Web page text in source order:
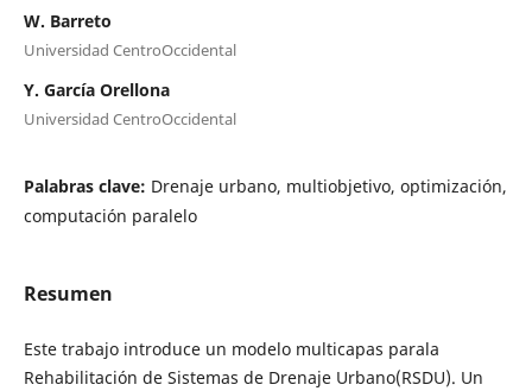
W. Barreto
Universidad CentroOccidental
Y. García Orellona
Universidad CentroOccidental
Palabras clave: Drenaje urbano, multiobjetivo, optimización,
computación paralelo
Resumen
Este trabajo introduce un modelo multicapas parala
Rehabilitación de Sistemas de Drenaje Urbano(RSDU). Un